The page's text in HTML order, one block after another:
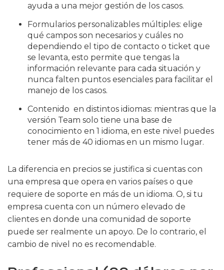
ayuda a una mejor gestión de los casos.
Formularios personalizables múltiples: elige
qué campos son necesarios y cuáles no
dependiendo el tipo de contacto o ticket que
se levanta, esto permite que tengas la
información relevante para cada situación y
nunca falten puntos esenciales para facilitar el
manejo de los casos.
Contenido en distintos idiomas: mientras que la
versión Team solo tiene una base de
conocimiento en 1 idioma, en este nivel puedes
tener más de 40 idiomas en un mismo lugar.
La diferencia en precios se justifica si cuentas con
una empresa que opera en varios países o que
requiere de soporte en más de un idioma. O, si tu
empresa cuenta con un número elevado de
clientes en donde una comunidad de soporte
puede ser realmente un apoyo. De lo contrario, el
cambio de nivel no es recomendable.